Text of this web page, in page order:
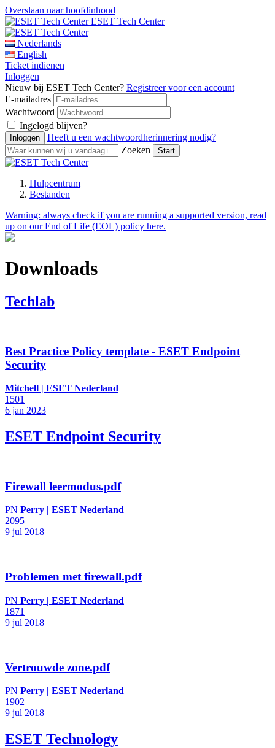
Overslaan naar hoofdinhoud
ESET Tech Center
Nederlands
English
Ticket indienen
Inloggen
Nieuw bij ESET Tech Center? Registreer voor een account
E-mailadres
Wachtwoord
Ingelogd blijven?
Heeft u een wachtwoordherinnering nodig?
Zoeken
Hulpcentrum
Bestanden
Warning: always check if you are running a supported version, read
up on our End of Life (EOL) policy here.
Downloads
Techlab
Best Practice Policy template - ESET Endpoint
Security
Mitchell | ESET Nederland
1501
6 jan 2023
ESET Endpoint Security
Firewall leermodus.pdf
PN Perry | ESET Nederland
2095
9 jul 2018
Problemen met firewall.pdf
PN Perry | ESET Nederland
1871
9 jul 2018
Vertrouwde zone.pdf
PN Perry | ESET Nederland
1902
9 jul 2018
ESET Technology